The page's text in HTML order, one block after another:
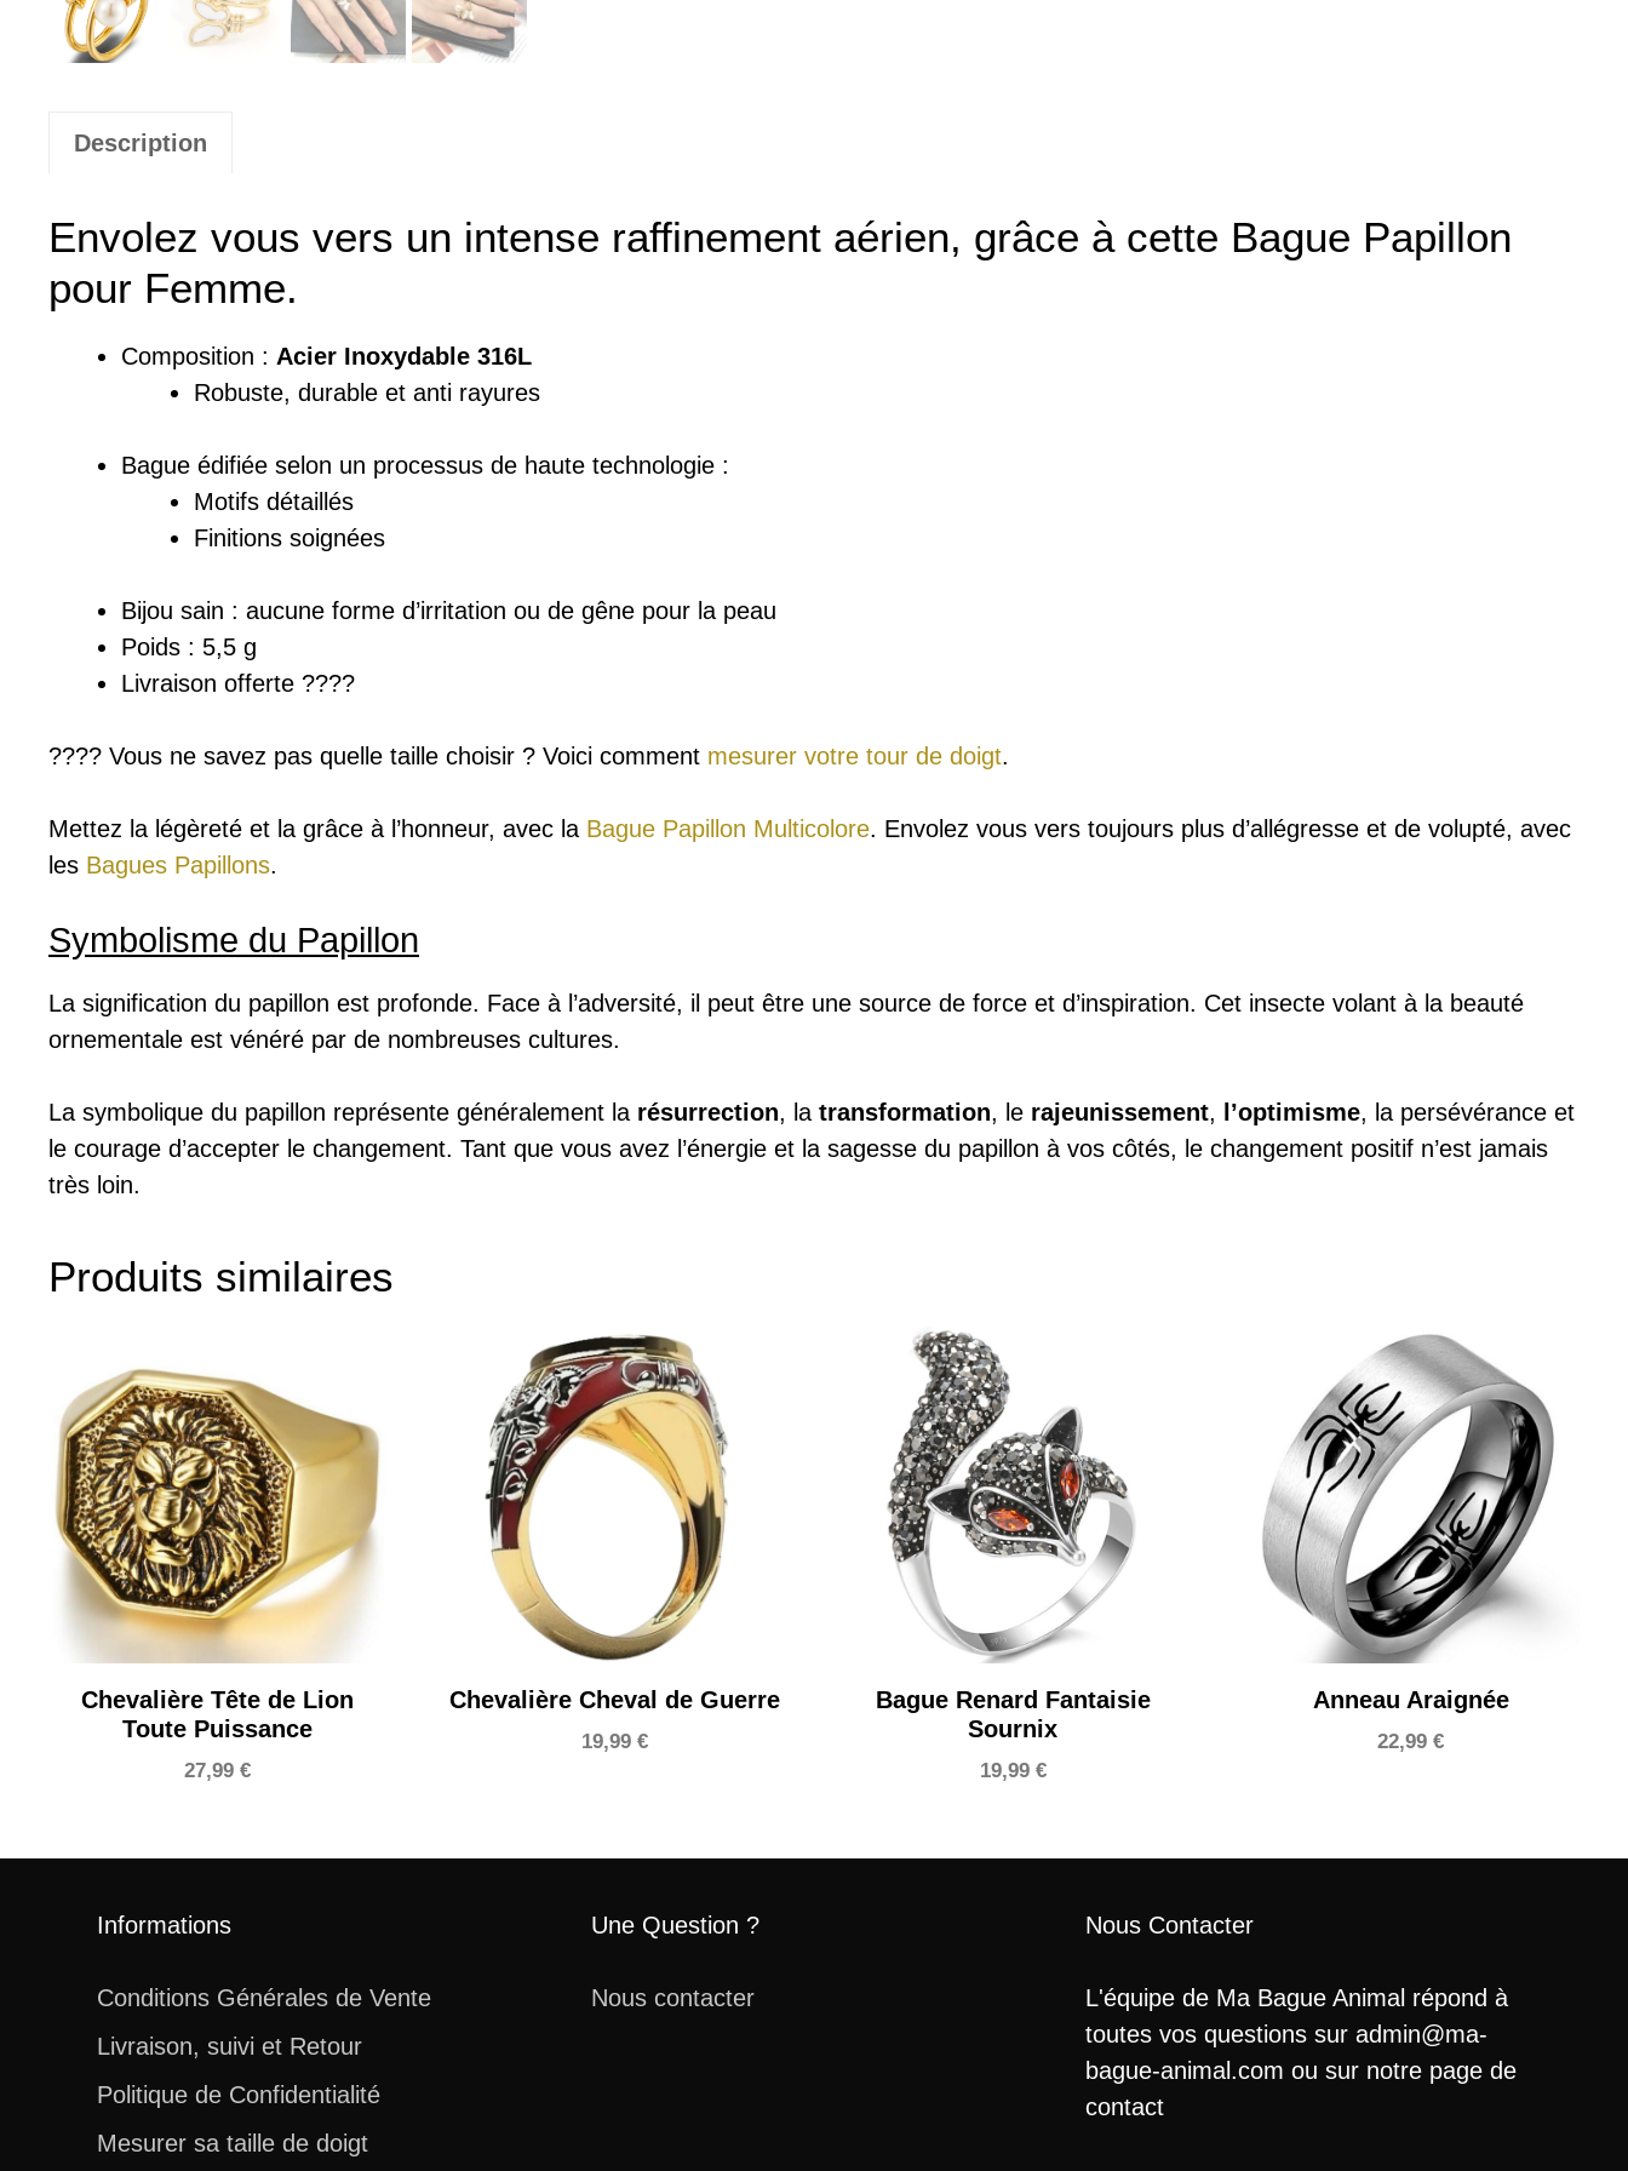
Description
Envolez vous vers un intense raffinement aérien, grâce à cette Bague Papillon
pour Femme.
Composition : Acier Inoxydable 316L
Robuste, durable et anti rayures
Bague édifiée selon un processus de haute technologie :
Motifs détaillés
Finitions soignées
Bijou sain : aucune forme d’irritation ou de gêne pour la peau
Poids : 5,5 g
Livraison offerte ????
???? Vous ne savez pas quelle taille choisir ? Voici comment mesurer votre tour de doigt.
Mettez la légèreté et la grâce à l’honneur, avec la Bague Papillon Multicolore. Envolez vous vers toujours plus d’allégresse et de volupté, avec
les Bagues Papillons.
Symbolisme du Papillon
La signification du papillon est profonde. Face à l’adversité, il peut être une source de force et d’inspiration. Cet insecte volant à la beauté
ornementale est vénéré par de nombreuses cultures.
La symbolique du papillon représente généralement la résurrection, la transformation, le rajeunissement, l’optimisme, la persévérance et
le courage d’accepter le changement. Tant que vous avez l’énergie et la sagesse du papillon à vos côtés, le changement positif n’est jamais
très loin.
Produits similaires
Chevalière Tête de Lion
Toute Puissance
27,99 €
Chevalière Cheval de Guerre
19,99€
Bague Renard Fantaisie
Sournix
19,99 €
Anneau Araignée
22,99€
Informations
Conditions Générales de Vente
Livraison, suivi et Retour
Politique de Confidentialité
Mesurer sa taille de doigt
Une Question ?
Nous contacter
Nous Contacter
L'équipe de Ma Bague Animal répond à
toutes vos questions sur admin@ma-
bague-animal.com ou sur notre page de
contact